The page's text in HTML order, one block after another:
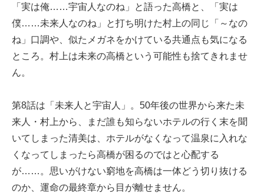
「実は俺……宇宙人なのね」と語った高橋と、「実は
僕……未来人なのね」と打ち明けた村上の同じ「～なの
ね」口調や、似たメガネをかけている共通点も気になる
ところ。村上は未来の高橋という可能性も捨てきれませ
ん。
第8話は「未来人と宇宙人」。50年後の世界から来た未
来人・村上から、まだ誰も知らないホテルの行く末を聞
いてしまった清美は、ホテルがなくなって温泉に入れな
くなってしまったら高橋が困るのではと心配する
が……。思いがけない窮地を高橋は一体どう切り抜ける
のか、運命の最終章から目が離せません。